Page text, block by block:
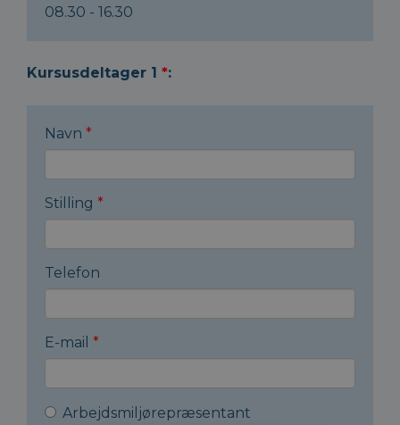
08.30 - 16.30
Kursusdeltager 1 *:
Navn *
Stilling *
Telefon
E-mail *
Arbejdsmiljørepræsentant